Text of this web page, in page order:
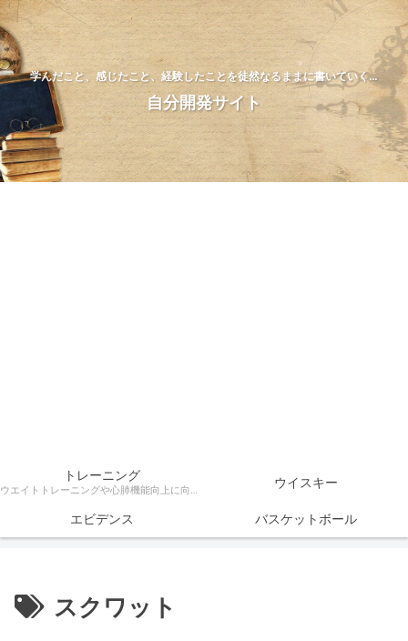
学んだこと、感じたこと、経験したことを徒然なるままに書いていく…
自分開発サイト
トレーニング
ウエイトトレーニングや心肺機能向上に向けたトレーニング方法、ダイエットなどトレーニングに関する様々な情報を科学的根拠をもとに解説 ウイスキー
エビデンス バスケットボール
スクワット